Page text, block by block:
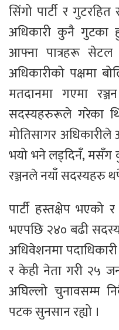
सिंगो पार्टी र
अधिकारी कुनै
आफ्ना पात्रहरू सेटल
अधिकारीको पक्षमा
मतदानमा गएमा
सदस्यहरुरूले गरेका
मोतिसागर
भयो भने लड्दिनँ, मसँग
रञ्जनले नयाँ सदस्यहरु
पार्टी हस्तक्षेप
भएपछि २४० बढी
अधिवेशनमा
र केही नेता गरी २५
अघिल्लो चुनावसम्म
पटक सुनसान रह्यो ।